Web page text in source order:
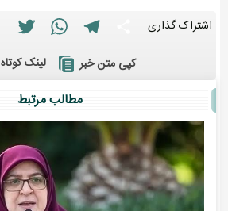
اشتراک گذاری : Twitter
WhatsAppTelegram
کپی متن خبر لینک کوتاه
مطالب مرتبط